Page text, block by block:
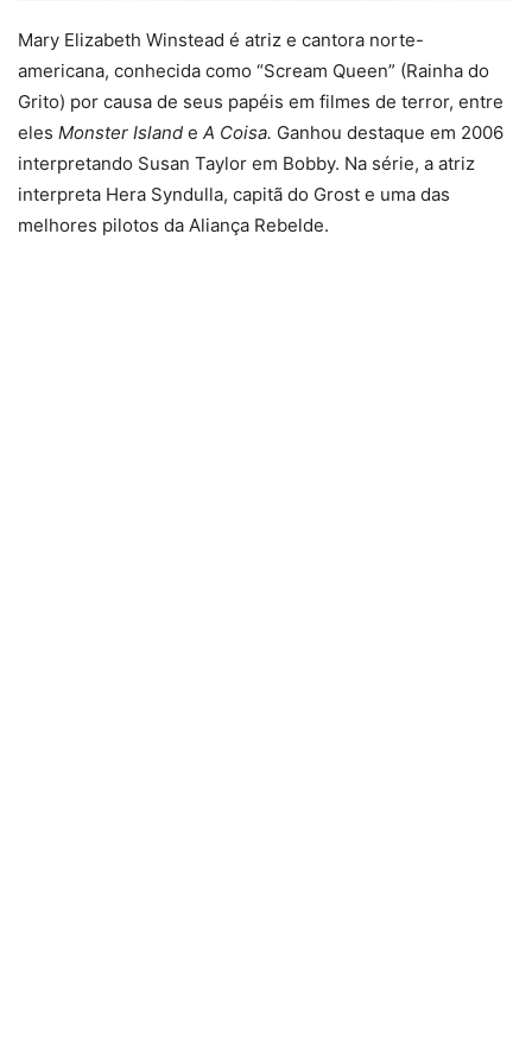
Mary Elizabeth Winstead é atriz e cantora norte-
americana, conhecida como “Scream Queen” (Rainha do
Grito) por causa de seus papéis em filmes de terror, entre
eles Monster Island e A Coisa. Ganhou destaque em 2006
interpretando Susan Taylor em Bobby. Na série, a atriz
interpreta Hera Syndulla, capitã do Grost e uma das
melhores pilotos da Aliança Rebelde.